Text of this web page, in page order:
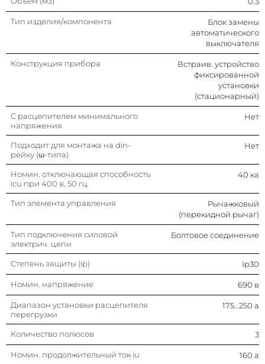
Степень защиты (ip) Ip30
690 в
Диапазон установки
175…250 а
3
Номин. продолжительный ток iu
Количество вспомогат.
нормально замкнутых (нз)
контактов
Количество вспомогат.
нормально разомкнутых (но)
0
Моторный привод опционально
Встроенная защита от
замыканий на землю
Нет
Возможность установки
Нет
Моторный привод встроенный
электрич. цепи
Тип изделия/компонента
Блок замены
автоматического
выключателя
Конструкция прибора
Встраив. устройство
фиксированной
установки
(стационарный)
С расцепителем минимального
напряжения
Нет
Подходит для монтажа на din-
рейку (ω-типа)
Нет
Номин. отключающая способность
icu при 400 в, 50 гц
40 ка
Тип элемента управления
Рычажковый
(перекидной рычаг)
Тип подключения силовой
электрич. цепи
Болтовое соединение
Степень защиты (ip) Ip30
Номин. напряжение 690 в
Диапазон установки расцепителя
перегрузки
175…250 а
Количество полюсов 3
Номин. продолжительный ток iu 160 а